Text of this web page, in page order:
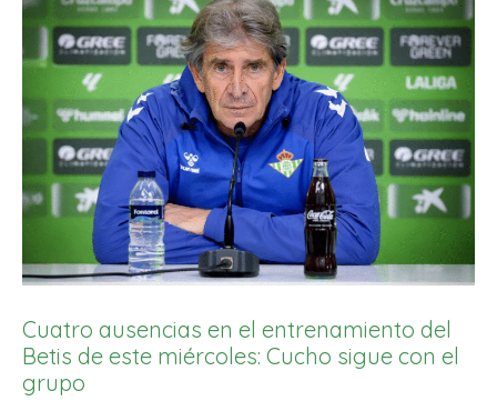
Cuatro ausencias en el entrenamiento del
Betis de este miércoles: Cucho sigue con el
grupo